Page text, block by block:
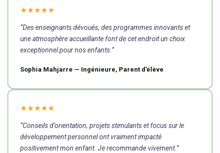
★★★★★
“Des enseignants dévoués, des programmes innovants et
une atmosphère accueillante font de cet endroit un choix
exceptionnel pour nos enfants.”
Sophia Mahjarre — Ingénieure, Parent d’élève
★★★★★
“Conseils d’orientation, projets stimulants et focus sur le
développement personnel ont vraiment impacté
positivement mon enfant. Je recommande vivement.”